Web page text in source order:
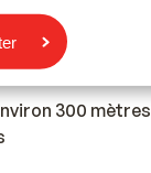
300 mètres